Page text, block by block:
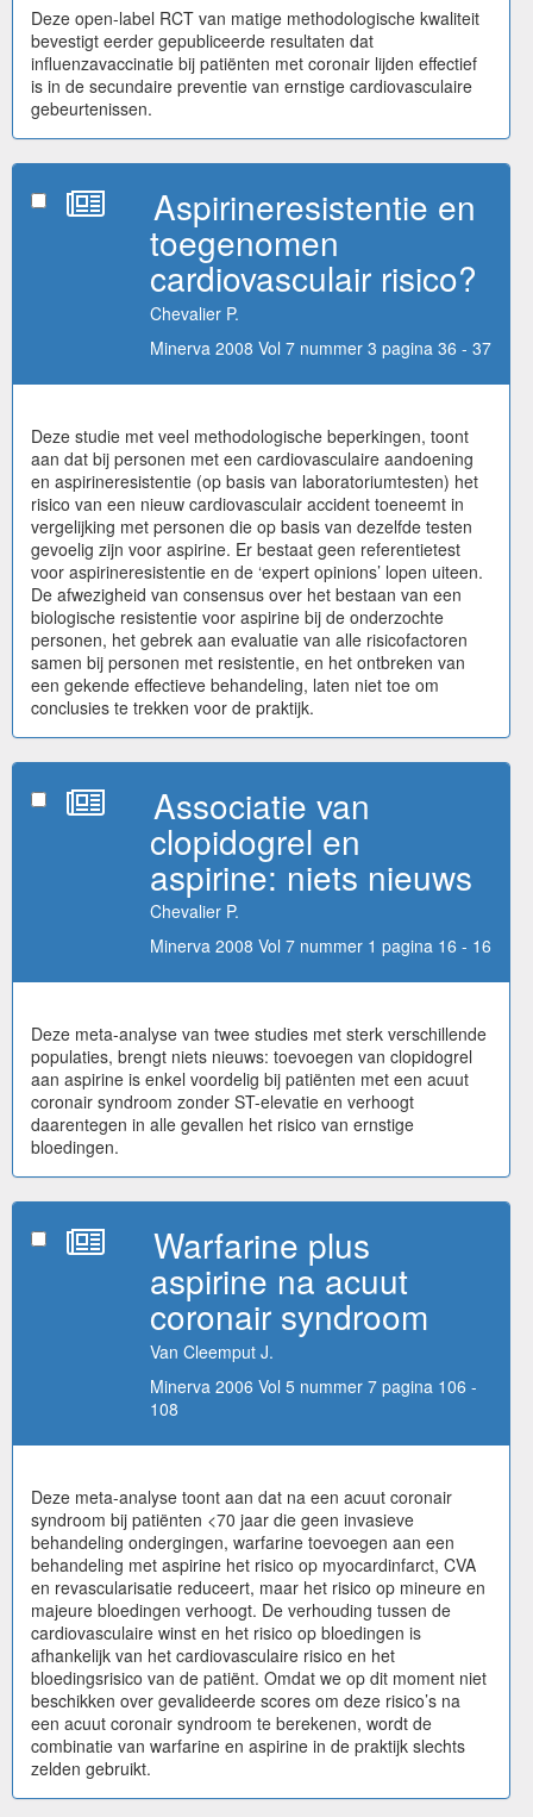
Deze open-label RCT van matige methodologische kwaliteit
bevestigt eerder gepubliceerde resultaten dat
influenzavaccinatie bij patiënten met coronair lijden effectief
is in de secundaire preventie van ernstige cardiovasculaire
gebeurtenissen.
Aspirineresistentie en
toegenomen
cardiovasculair risico?
Chevalier P.
Minerva 2008 Vol 7 nummer 3 pagina 36 - 37
Deze studie met veel methodologische beperkingen, toont
aan dat bij personen met een cardiovasculaire aandoening
en aspirineresistentie (op basis van laboratoriumtesten) het
risico van een nieuw cardiovasculair accident toeneemt in
vergelijking met personen die op basis van dezelfde testen
gevoelig zijn voor aspirine. Er bestaat geen referentietest
voor aspirineresistentie en de ‘expert opinions’ lopen uiteen.
De afwezigheid van consensus over het bestaan van een
biologische resistentie voor aspirine bij de onderzochte
personen, het gebrek aan evaluatie van alle risicofactoren
samen bij personen met resistentie, en het ontbreken van
een gekende effectieve behandeling, laten niet toe om
conclusies te trekken voor de praktijk.
Associatie van
clopidogrel en
aspirine: niets nieuws
Chevalier P.
Minerva 2008 Vol 7 nummer 1 pagina 16 - 16
Deze meta-analyse van twee studies met sterk verschillende
populaties, brengt niets nieuws: toevoegen van clopidogrel
aan aspirine is enkel voordelig bij patiënten met een acuut
coronair syndroom zonder ST-elevatie en verhoogt
daarentegen in alle gevallen het risico van ernstige
bloedingen.
Warfarine plus
aspirine na acuut
coronair syndroom
Van Cleemput J.
Minerva 2006 Vol 5 nummer 7 pagina 106 -
108
Deze meta-analyse toont aan dat na een acuut coronair
syndroom bij patiënten <70 jaar die geen invasieve
behandeling ondergingen, warfarine toevoegen aan een
behandeling met aspirine het risico op myocardinfarct, CVA
en revascularisatie reduceert, maar het risico op mineure en
majeure bloedingen verhoogt. De verhouding tussen de
cardiovasculaire winst en het risico op bloedingen is
afhankelijk van het cardiovasculaire risico en het
bloedingsrisico van de patiënt. Omdat we op dit moment niet
beschikken over gevalideerde scores om deze risico’s na
een acuut coronair syndroom te berekenen, wordt de
combinatie van warfarine en aspirine in de praktijk slechts
zelden gebruikt.